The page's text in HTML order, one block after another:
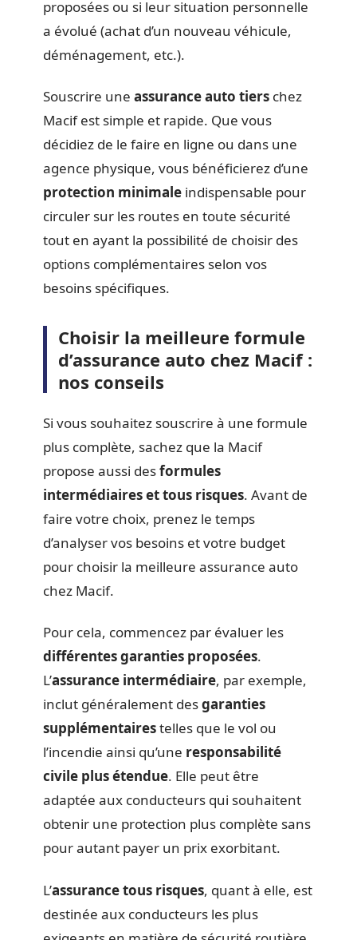
proposées ou si leur situation personnelle
a évolué (achat d’un nouveau véhicule,
déménagement, etc.).
Souscrire une assurance auto tiers chez
Macif est simple et rapide. Que vous
décidiez de le faire en ligne ou dans une
agence physique, vous bénéficierez d’une
protection minimale indispensable pour
circuler sur les routes en toute sécurité
tout en ayant la possibilité de choisir des
options complémentaires selon vos
besoins spécifiques.
Choisir la meilleure formule
d’assurance auto chez Macif :
nos conseils
Si vous souhaitez souscrire à une formule
plus complète, sachez que la Macif
propose aussi desformules
intermédiaires et tous risques. Avant de
faire votre choix, prenez le temps
d’analyser vos besoins et votre budget
pour choisir la meilleure assurance auto
chez Macif.
Pour cela, commencez par évaluer les
différentes garanties proposées.
L’assurance intermédiaire, par exemple,
inclut généralement desgaranties
supplémentairestelles que le vol ou
l’incendie ainsi qu’une responsabilité
civile plus étendue. Elle peut être
adaptée aux conducteurs qui souhaitent
obtenir une protection plus complète sans
pour autant payer un prix exorbitant.
L’assurance tous risques, quant à elle, est
destinée aux conducteurs les plus